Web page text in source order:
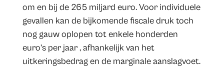
om en bij de 265 miljard euro. Voor individuele
gevallen kan de bijkomende fiscale druk toch
nog gauw oplopen tot enkele honderden
euro’s per jaar , afhankelijk van het
uitkeringsbedrag en de marginale aanslagvoet.